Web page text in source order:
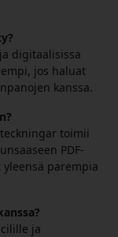
digitaalisissa
jos haluat
kanssa.
toimii
PDF-
parempia
ja